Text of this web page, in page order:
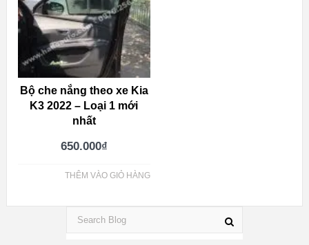
Bộ che nắng theo xe Kia
K3 2022 – Loại 1 mới
nhất
650.000₫
THÊM VÀO GIỎ HÀNG